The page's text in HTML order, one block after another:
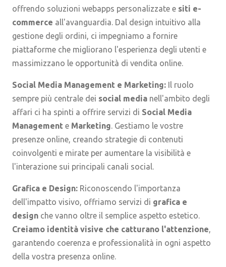
offrendo soluzioni webapps personalizzate e siti e-
commerce all'avanguardia. Dal design intuitivo alla
gestione degli ordini, ci impegniamo a fornire
piattaforme che migliorano l'esperienza degli utenti e
massimizzano le opportunità di vendita online.
Social Media Management e Marketing: Il ruolo
sempre più centrale dei social media nell'ambito degli
affari ci ha spinti a offrire servizi di Social Media
Management e Marketing. Gestiamo le vostre
presenze online, creando strategie di contenuti
coinvolgenti e mirate per aumentare la visibilità e
l'interazione sui principali canali social.
Grafica e Design: Riconoscendo l'importanza
dell'impatto visivo, offriamo servizi di grafica e
design che vanno oltre il semplice aspetto estetico.
Creiamo identità visive che catturano l'attenzione,
garantendo coerenza e professionalità in ogni aspetto
della vostra presenza online.